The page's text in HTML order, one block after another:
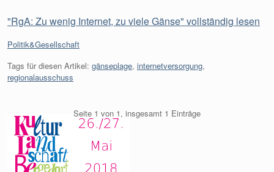
"RgA: Zu wenig Internet, zu viele Gänse" vollständig lesen
Kategorien:
Politik&Gesellschaft
Tags für diesen Artikel: gänseplage, internetversorgung,
regionalausschuss
Seite 1 von 1, insgesamt 1 Einträge